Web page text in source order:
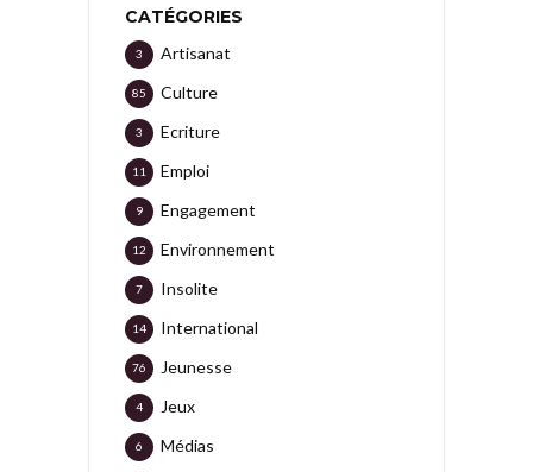
CATÉGORIES
Artisanat
3
Culture
85
Ecriture
3
Emploi
11
Engagement
9
Environnement
12
Insolite
7
International
14
Jeunesse
76
Jeux
4
Médias
6